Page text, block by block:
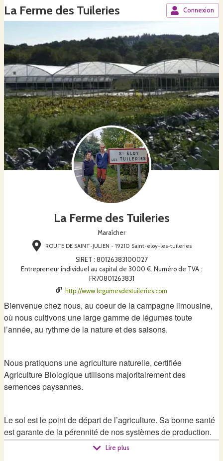
La Ferme des Tuileries Connexion
La Ferme des Tuileries
Maraîcher
ROUTE DE SAINT-JULIEN - 19210 Saint-eloy-les-tuileries
SIRET : 80126383100027
Entrepreneur individuel au capital de 3000 €. Numéro de TVA :
FR70801263831
http://www.legumesdestuileries.com
Bienvenue chez nous, au coeur de la campagne limousine,
où nous cultivons une large gamme de légumes toute
l’année, au rythme de la nature et des saisons.
Nous pratiquons une agriculture naturelle, certifiée
Agriculture Biologique utilisons majoritairement des
semences paysannes.
Le sol est le point de départ de l’agriculture. Sa bonne santé
est garante de la pérennité de nos systèmes de production.
Pour cette raison, nous ne faisons aucun travail du sol, afin
Lire plus